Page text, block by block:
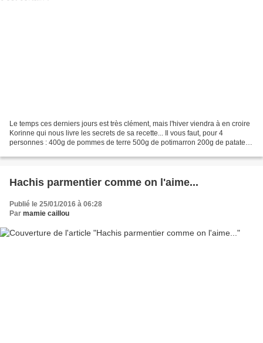
Le temps ces derniers jours est très clément, mais l'hiver viendra à en croire
Korinne qui nous livre les secrets de sa recette... Il vous faut, pour 4
personnes : 400g de pommes de terre 500g de potimarron 200g de patates
Hachis parmentier comme on l'aime...
Publié le 25/01/2016 à 06:28
Par mamie caillou